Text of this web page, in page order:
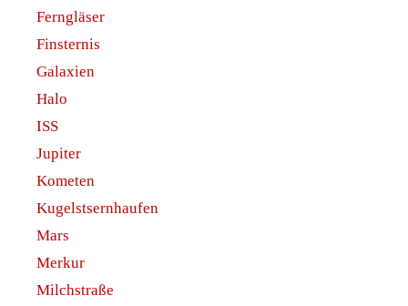
Ferngläser
Finsternis
Galaxien
Halo
ISS
Jupiter
Kometen
Kugelstsernhaufen
Mars
Merkur
Milchstraße